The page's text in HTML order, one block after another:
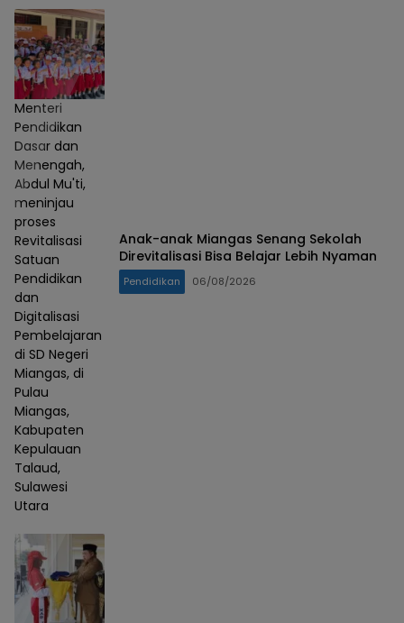
Menteri
Pendidikan
Dasar dan
Menengah,
Abdul Mu'ti,
meninjau
proses
Revitalisasi
Satuan
Pendidikan
dan
Digitalisasi
Pembelajaran
di SD Negeri
Miangas, di
Pulau
Miangas,
Kabupaten
Kepulauan
Talaud,
Sulawesi
Utara
Anak-anak Miangas Senang Sekolah
Direvitalisasi Bisa Belajar Lebih Nyaman
Pendidikan 06/08/2026